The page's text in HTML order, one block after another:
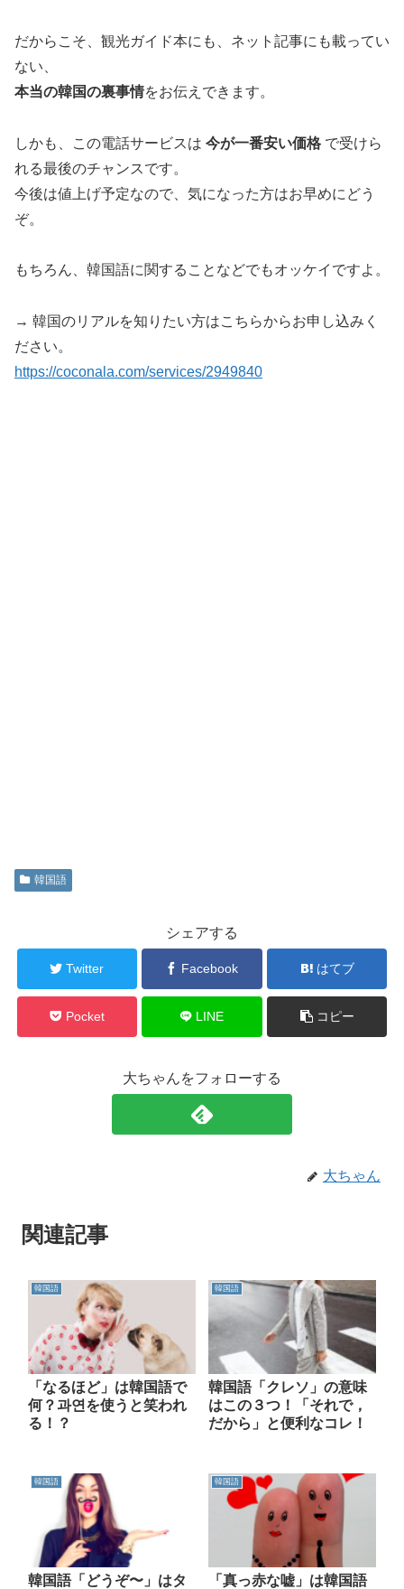
だからこそ、観光ガイド本にも、ネット記事にも載ってい
ない、
本当の韓国の裏事情をお伝えできます。
しかも、この電話サービスは 今が一番安い価格 で受けら
れる最後のチャンスです。
今後は値上げ予定なので、気になった方はお早めにどう
ぞ。
もちろん、韓国語に関することなどでもオッケイですよ。
→ 韓国のリアルを知りたい方はこちらからお申し込みく
ださい。
https://coconala.com/services/2949840
韓国語
シェアする
Twitter Facebook はてブ
Pocket LINE コピー
大ちゃんをフォローする
大ちゃん
関連記事
韓国語
「なるほど」は韓国語で
何？과연を使うと笑われ
る！？
韓国語
韓国語「クレソ」の意味
はこの３つ！「それで，
だから」と便利なコレ！
韓国語
韓国語「どうぞ〜」はタ
韓国語
「真っ赤な嘘」は韓国語